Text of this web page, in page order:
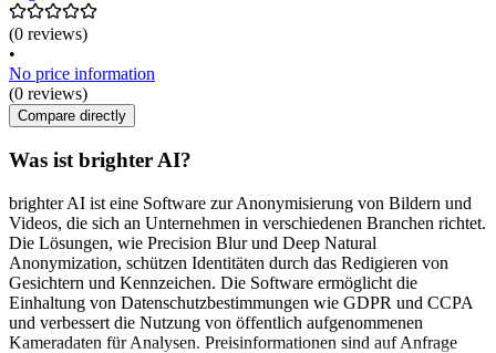
(0 reviews)
•
No price information
(0 reviews)
Compare directly
Was ist brighter AI?
brighter AI ist eine Software zur Anonymisierung von Bildern und
Videos, die sich an Unternehmen in verschiedenen Branchen richtet.
Die Lösungen, wie Precision Blur und Deep Natural
Anonymization, schützen Identitäten durch das Redigieren von
Gesichtern und Kennzeichen. Die Software ermöglicht die
Einhaltung von Datenschutzbestimmungen wie GDPR und CCPA
und verbessert die Nutzung von öffentlich aufgenommenen
Kameradaten für Analysen. Preisinformationen sind auf Anfrage